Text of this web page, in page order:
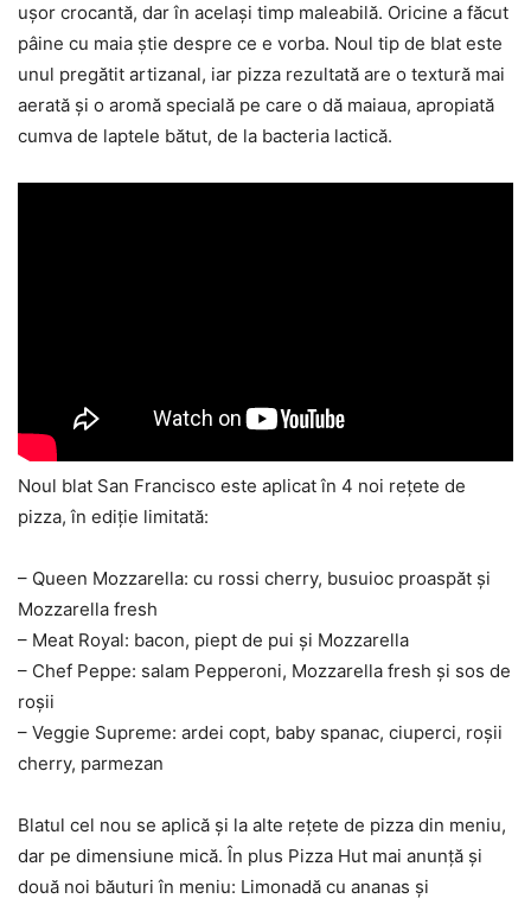
ușor crocantă, dar în același timp maleabilă. Oricine a făcut
pâine cu maia știe despre ce e vorba. Noul tip de blat este
unul pregătit artizanal, iar pizza rezultată are o textură mai
aerată și o aromă specială pe care o dă maiaua, apropiată
cumva de laptele bătut, de la bacteria lactică.
Noul blat San Francisco este aplicat în 4 noi rețete de
pizza, în ediție limitată:
– Queen Mozzarella: cu rossi cherry, busuioc proaspăt și
Mozzarella fresh
– Meat Royal: bacon, piept de pui și Mozzarella
– Chef Peppe: salam Pepperoni, Mozzarella fresh și sos de
roșii
– Veggie Supreme: ardei copt, baby spanac, ciuperci, roșii
cherry, parmezan
Blatul cel nou se aplică și la alte rețete de pizza din meniu,
dar pe dimensiune mică. În plus Pizza Hut mai anunță și
două noi băuturi în meniu: Limonadă cu ananas și